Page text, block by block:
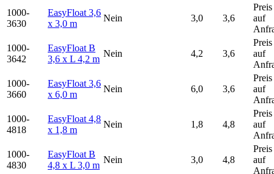
1000-
3630
EasyFloat 3,6
x 3,0 m
Nein 3,0 3,6
Preis
auf
1000-
3642
EasyFloat B
3,6 x L 4,2 m
Nein 4,2 3,6
Preis
auf
1000-
3660
EasyFloat 3,6
x 6,0 m
Nein 6,0 3,6
Preis
auf
1000-
4818
EasyFloat 4,8
x 1,8 m
Nein 1,8 4,8
Preis
auf
1000-
4830
EasyFloat B
4,8 x L 3,0 m
Nein 3,0 4,8
Preis
auf